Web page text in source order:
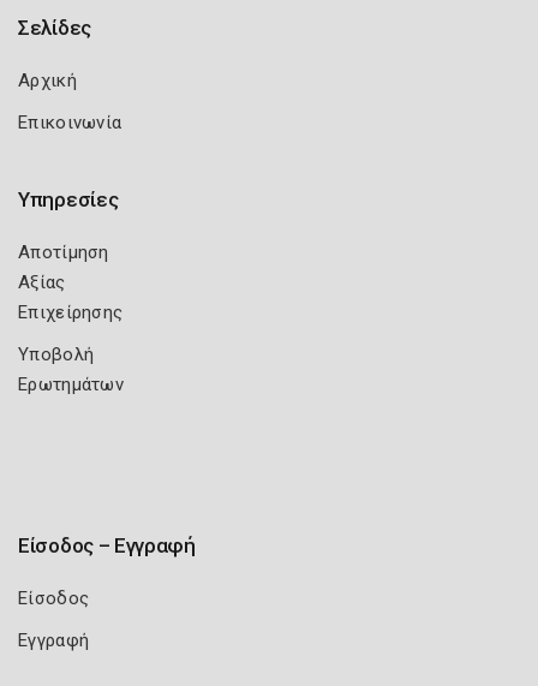
Σελίδες
Αρχική
Επικοινωνία
Υπηρεσίες
Αποτίμηση
Αξίας
Επιχείρησης
Υποβολή
Ερωτημάτων
Είσοδος – Εγγραφή
Είσοδος
Εγγραφή